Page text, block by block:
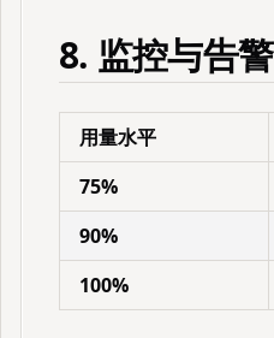
8. 监控与告警
用量水平
75%
90%
100%